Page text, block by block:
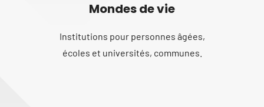
Mondes de vie
Institutions pour personnes âgées,
écoles et universités, communes.